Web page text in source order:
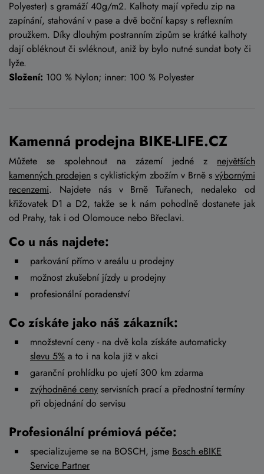
Polyester) s gramáží 40g/m2. Kalhoty mají vpředu zip na
zapínání, stahování v pase a dvě boční kapsy s reflexním
proužkem. Díky dlouhým postranním zipům se krátké kalhoty
dají obléknout či svléknout, aniž by bylo nutné sundat boty či
lyže.
Složení: 100 % Nylon; inner: 100 % Polyester
Kamenná prodejna BIKE-LIFE.CZ
Můžete se spolehnout na zázemí jedné z největších
kamenných prodejen s cyklistickým zbožím v Brně s výbornými
recenzemi. Najdete nás v Brně Tuřanech, nedaleko od
křižovatek D1 a D2, takže se k nám pohodlně dostanete jak
od Prahy, tak i od Olomouce nebo Břeclavi.
Co u nás najdete:
parkování přímo v areálu u prodejny
možnost zkušební jízdy u prodejny
profesionální poradenství
Co získáte jako náš zákazník:
množstevní ceny - na dvě kola získáte automaticky
slevu 5% a to i na kola již v akci
garanční prohlídku po ujetí 300 km zdarma
zvýhodněné ceny servisních prací a přednostní termíny
při objednání do servisu
Profesionální prémiová péče:
specializujeme se na BOSCH, jsme Bosch eBIKE
Service Partner